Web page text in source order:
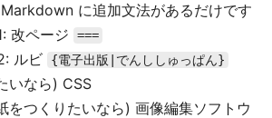
に追加文法があるだけです
改ページ
===
ルビ {電子出版|でんししゅっぱん}
いなら) CSS
をつくりたいなら) 画像編集ソフトウ